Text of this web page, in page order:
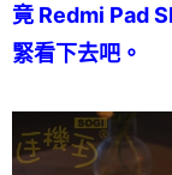
竟 Redmi Pad
緊看下去吧。